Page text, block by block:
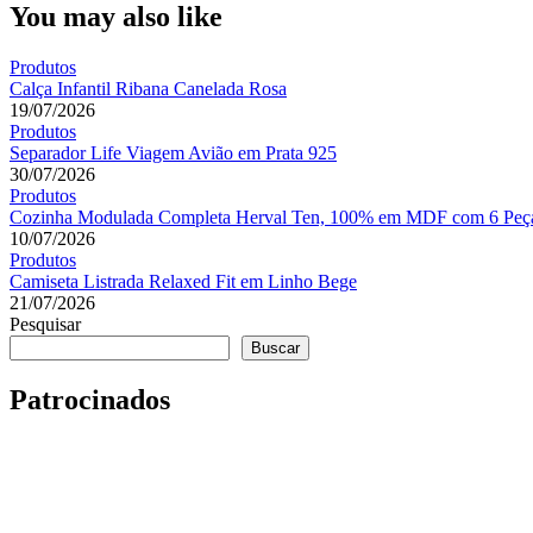
Post
You may also like
Produtos
Calça Infantil Ribana Canelada Rosa
19/07/2026
Produtos
Separador Life Viagem Avião em Prata 925
30/07/2026
Produtos
Cozinha Modulada Completa Herval Ten, 100% em MDF com 6
10/07/2026
Produtos
Camiseta Listrada Relaxed Fit em Linho Bege
21/07/2026
Pesquisar
Buscar
Patrocinados